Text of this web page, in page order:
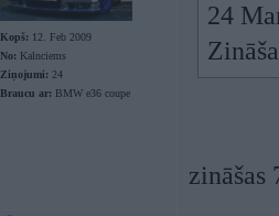
Kopš: 12. Feb 2009
No: Kalnciems
Ziņojumi: 24
Braucu ar: BMW e36 coupe
24
zināšas